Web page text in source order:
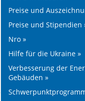
Preise und
Preise und Stipendien
Nro »
Hilfe für die Ukraine »
Verbesserung der
Gebäuden »